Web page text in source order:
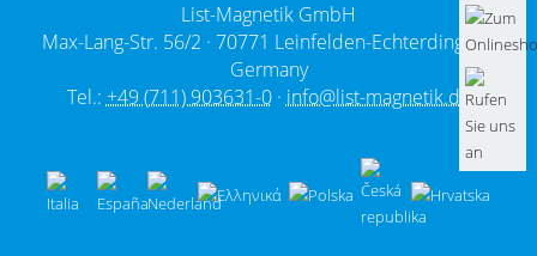
List-Magnetik GmbH
Max-Lang-Str. 56/2 · 70771 Leinfelden-Echterdingen /
Germany
Tel.: +49 (711) 903631-0· info@list-magnetik.de